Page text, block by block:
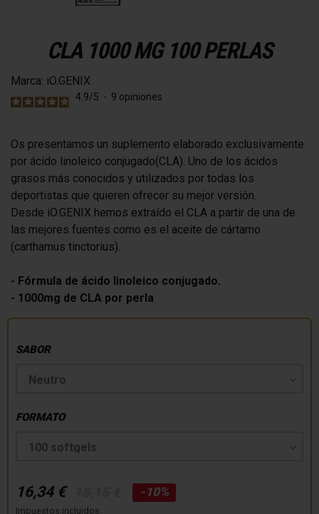
CLA 1000 MG 100 PERLAS
Marca: iO.GENIX
4.9/5 - 9 opiniones
Os presentamos un suplemento elaborado exclusivamente
por ácido linoleico conjugado(CLA). Uno de los ácidos
grasos más conocidos y utilizados por todas los
deportistas que quieren ofrecer su mejor versión.
Desde iO.GENIX hemos extraído el CLA a partir de una de
las mejores fuentes como es el aceite de cártamo
(carthamus tinctorius).
- Fórmula de ácido linoleico conjugado.
- 1000mg de CLA por perla
SABOR
FORMATO
16,34 € -10%
Impuestos incluidos